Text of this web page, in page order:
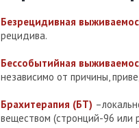
Безрецидивная
рецидива.
Бессобытийная
независимо от причины,
Брахитерапия (БТ)
веществом (стронций-96 или